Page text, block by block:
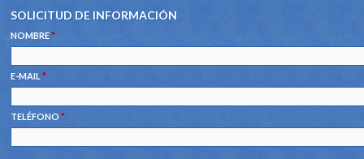
SOLICITUD DE INFORMACIÓN
NOMBRE*
E-MAIL *
TELÉFONO *